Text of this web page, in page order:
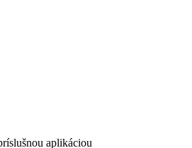
aplikáciou